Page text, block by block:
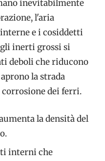
inevitabilmente
l'aria
e i cosiddetti
gli inerti grossi si
deboli che riducono
la strada
corrosione dei ferri.
la densità del
interni che